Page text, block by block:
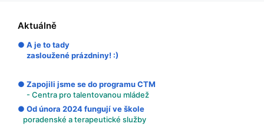
Aktuálně
● A je to tady
zasloužené prázdniny! :)
● Zapojili jsme se do programu CTM
- Centra pro talentovanou mládež
● Od února 2024 fungují ve škole
poradenské a terapeutické služby